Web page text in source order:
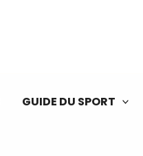
GUIDE DU SPORT